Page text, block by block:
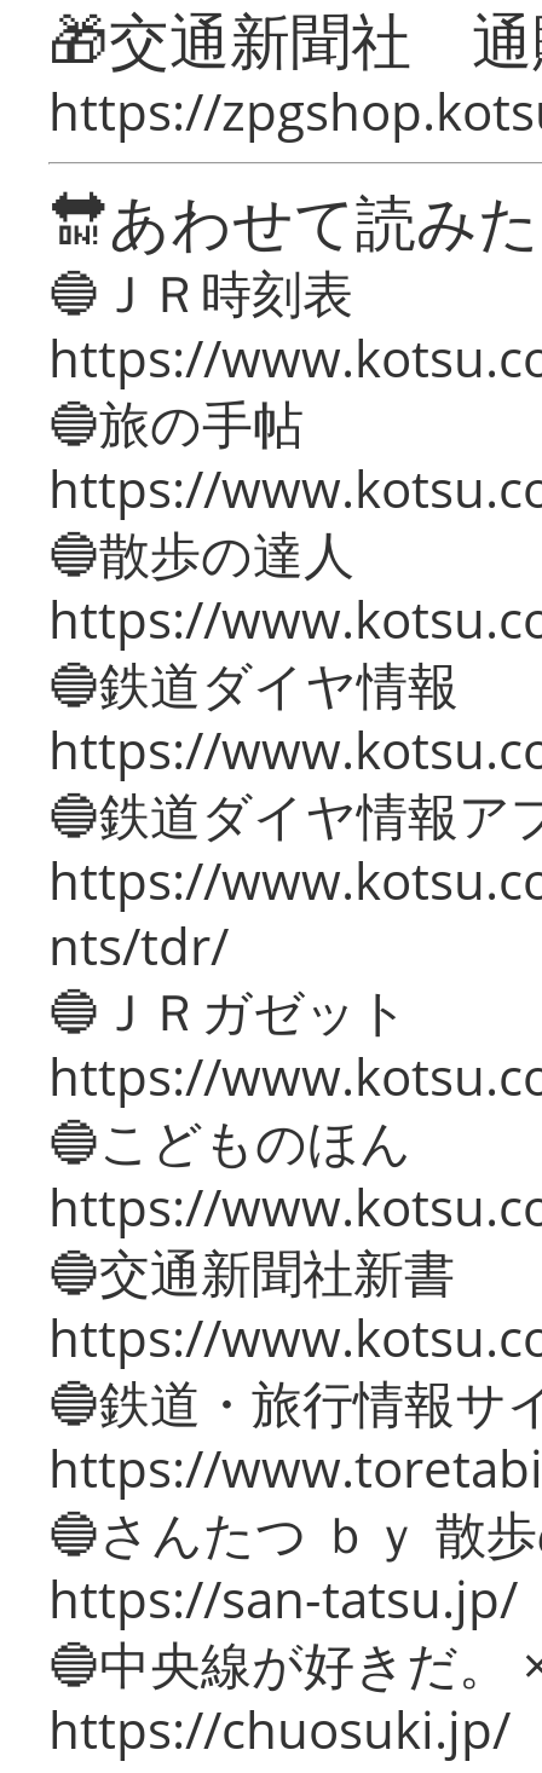
🎁交通新聞社
https://
🔛あわせて読み
🔵ＪＲ時刻表
https://
🔵旅の手帖
https://
🔵散歩の達人
https://
🔵鉄道ダイヤ情報
https://
🔵鉄道ダイヤ情報ア
https://
nts/tdr/
🔵ＪＲガゼット
https://
🔵こどものほん
https://
🔵交通新聞社新書
https://
🔵鉄道・旅行情報サ
https://
🔵さんたつ ｂｙ 散
https://san-tatsu.jp/
🔵中央線が好きだ。
https://chuosuki.jp/